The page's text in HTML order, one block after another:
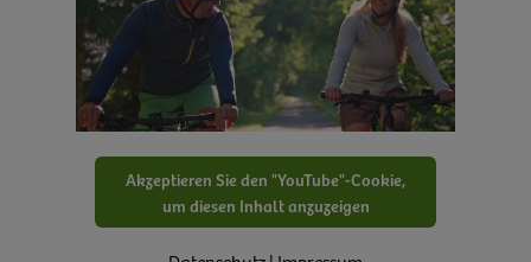
Akzeptieren Sie den "YouTube"-Cookie,
um diesen Inhalt anzuzeigen